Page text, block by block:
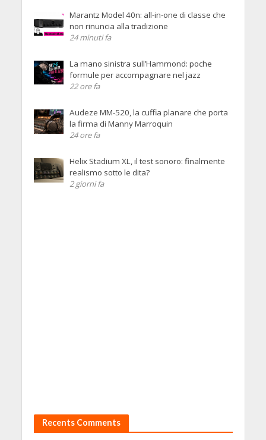
Marantz Model 40n: all-in-one di classe che
non rinuncia alla tradizione
24 minuti fa
La mano sinistra sull’Hammond: poche
formule per accompagnare nel jazz
22 ore fa
Audeze MM-520, la cuffia planare che porta
la firma di Manny Marroquin
24 ore fa
Helix Stadium XL, il test sonoro: finalmente
realismo sotto le dita?
2 giorni fa
Recents Comments